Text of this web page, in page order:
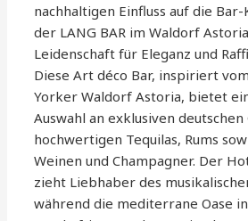
nachhaltigen Einfluss auf die
der LANG BAR im Waldorf
Leidenschaft für Eleganz und
Diese Art déco Bar, inspiriert
Yorker Waldorf Astoria, bietet
Auswahl an exklusiven deutschen
hochwertigen Tequilas, Rums
Weinen und Champagner. Der
zieht Liebhaber des
während die mediterrane Oase